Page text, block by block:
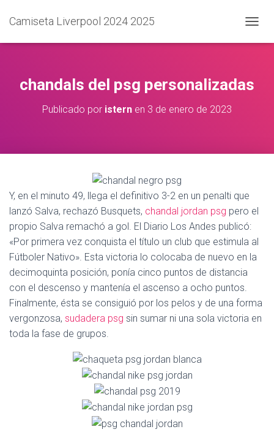
Camiseta Liverpool 2024 2025
A
A
E
A
chandals del psg personalizadas
Publicado por istern en 3 de enero de 2023
Y, en el minuto 49, llega el definitivo 3-2 en un penalti que
lanzó Salva, rechazó Busquets, chandal jordan psg pero el
propio Salva remachó a gol. El Diario Los Andes publicó:
«Por primera vez conquista el título un club que estimula al
Fútboler Nativo». Esta victoria lo colocaba de nuevo en la
decimoquinta posición, ponía cinco puntos de distancia
con el descenso y mantenía el ascenso a ocho puntos.
Finalmente, ésta se consiguió por los pelos y de una forma
vergonzosa, sudadera psg sin sumar ni una sola victoria en
toda la fase de grupos.